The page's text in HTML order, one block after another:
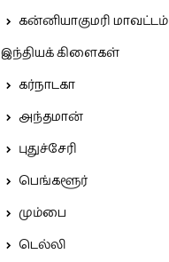
கன்னியாகுமரி மாவட்டம்
இந்தியக் கிளைகள்
கர்நாடகா
அந்தமான்
புதுச்சேரி
பெங்களூர்
மும்பை
டெல்லி